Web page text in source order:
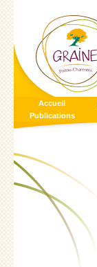
Accueil
Publications